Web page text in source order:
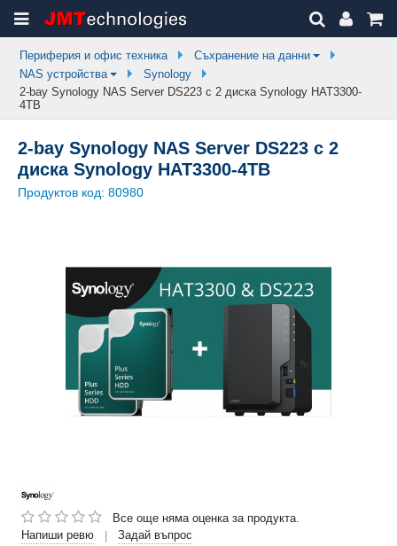
Периферия и офис техника
Съхранение на данни
NAS устройства
Synology
2-bay Synology NAS Server DS223 с 2 дискa Synology HAT3300-
4TB
2-bay Synology NAS Server DS223 с 2
дискa Synology HAT3300-4TB
Продуктов код: 80980
Все още няма оценка за продукта.
Напиши ревю
| Задай въпрос